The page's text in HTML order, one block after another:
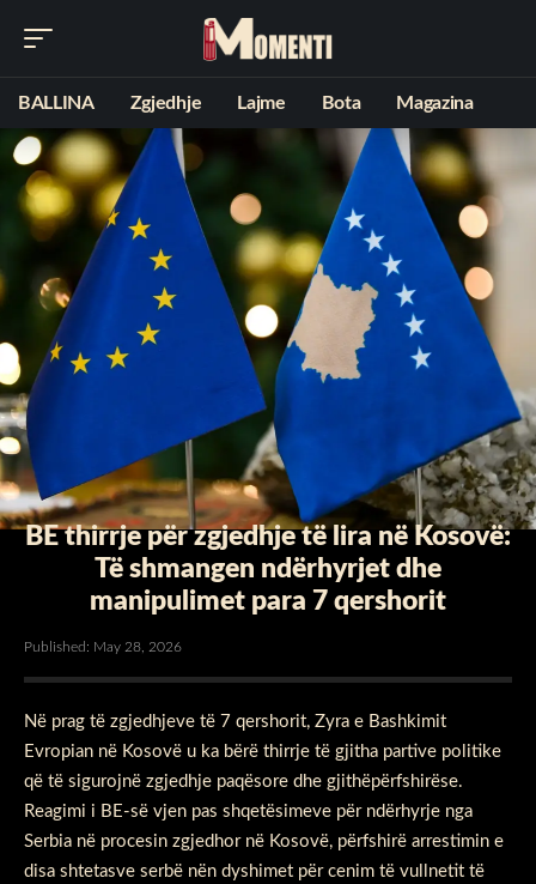
BALLINA Zgjedhje Lajme Bota Magazina
BE thirrje për zgjedhje të lira në Kosovë:
Të shmangen ndërhyrjet dhe
manipulimet para 7 qershorit
Published: May 28, 2026
Në prag të zgjedhjeve të 7 qershorit, Zyra e Bashkimit
Evropian në Kosovë u ka bërë thirrje të gjitha partive politike
që të sigurojnë zgjedhje paqësore dhe gjithëpërfshirëse.
Reagimi i BE-së vjen pas shqetësimeve për ndërhyrje nga
Serbia në procesin zgjedhor në Kosovë, përfshirë arrestimin e
disa shtetasve serbë nën dyshimet për cenim të vullnetit të